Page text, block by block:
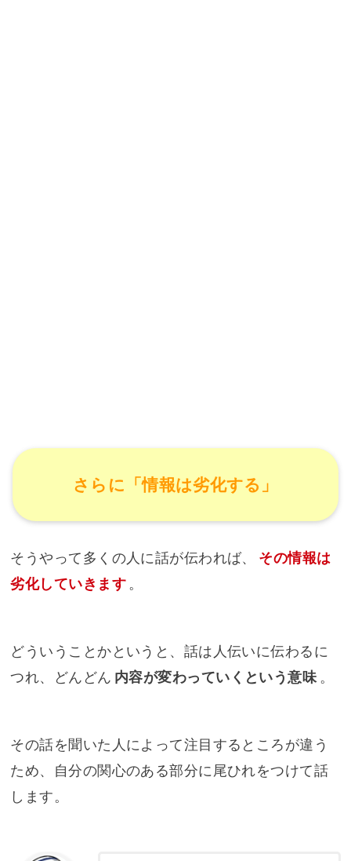
さらに「情報は劣化する」
そうやって多くの人に話が伝われば、
その情報は
劣化していきます 。
どういうことかというと、話は人伝いに伝わるに
つれ、どんどん 内容が変わっていくという意味 。
その話を聞いた人によって注目するところが違う
ため、自分の関心のある部分に尾ひれをつけて話
します。